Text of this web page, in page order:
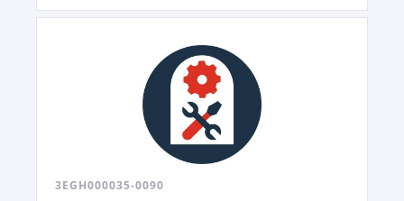
3EGH000035-0090